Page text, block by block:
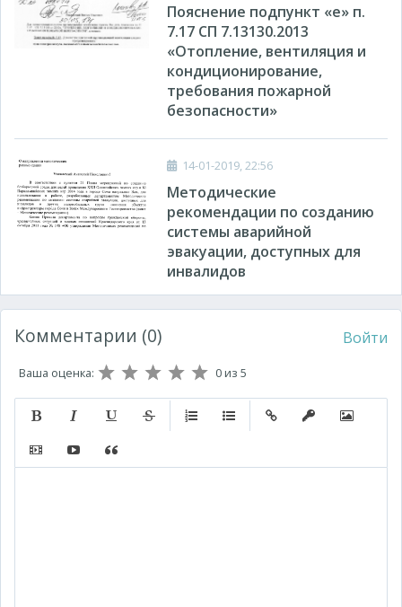
Пояснение подпункт «е» п.
7.17 СП 7.13130.2013
«Отопление, вентиляция и
кондиционирование,
требования пожарной
безопасности»
14-01-2019, 22:56
Методические
рекомендации по созданию
системы аварийной
эвакуации, доступных для
инвалидов
Комментарии (0) Войти
Ваша оценка: 0из 5
Вставить видео
Вставка контента с других сервисов (Youtube,
Вставка цитаты